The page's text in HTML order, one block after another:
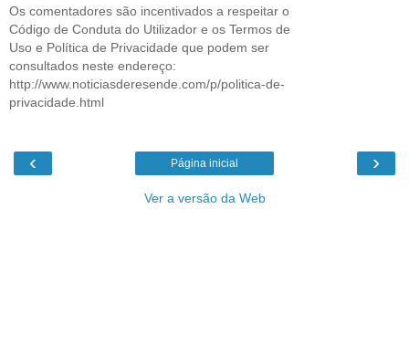
Os comentadores são incentivados a respeitar o
Código de Conduta do Utilizador e os Termos de
Uso e Política de Privacidade que podem ser
consultados neste endereço:
http://www.noticiasderesende.com/p/politica-de-
privacidade.html
‹ ›
Página inicial
Ver a versão da Web